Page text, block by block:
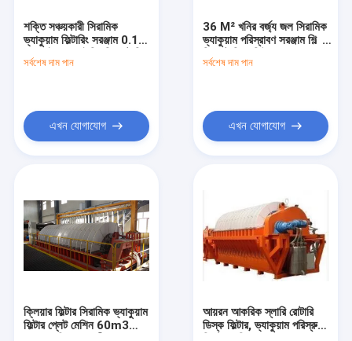
শক্তি সঞ্চয়কারী সিরামিক
ভ্যাকুয়াম ফিল্টারিং সরঞ্জাম 0.1-
অ্যাপ্লিকেশন
সর্বশেষ দাম পান
এখন যোগাযোগ
36 M² খনির বর্জ্য জল সিরামিক
ভ্যাকুয়াম পরিস্রাবণ সরঞ্জাম শিল্প
সর্বশেষ দাম পান
এখন যোগাযোগ
ক্লিয়ার ফিল্টার সিরামিক ভ্যাকুয়াম
ফিল্টার প্লেট মেশিন 60m3
আয়রন আকরিক স্লারি রোটারি
ডিস্ক ফিল্টার, ভ্যাকুয়াম পরিস্রুতি